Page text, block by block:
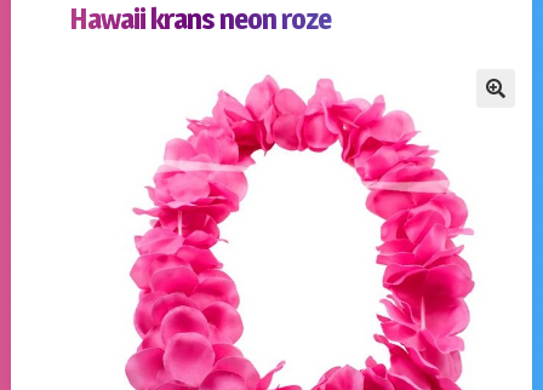
Verhuur apparatuur
Klantenservice
Hawaii krans neon roze